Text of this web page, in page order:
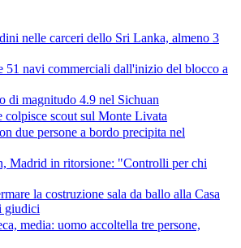
nelle carceri dello Sri Lanka, almeno 3
51 navi commerciali dall'inizio del blocco a
di magnitudo 4.9 nel Sichuan
colpisce scout sul Monte Livata
due persone a bordo precipita nel
Madrid in ritorsione: "Controlli per chi
la costruzione sala da ballo alla Casa
giudici
media: uomo accoltella tre persone,